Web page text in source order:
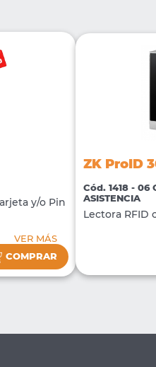
y/o Pin
VER MÁS
COMPRAR
ZK ProID
Cód. 1418 - 06
ASISTENCIA
Lectora RFID